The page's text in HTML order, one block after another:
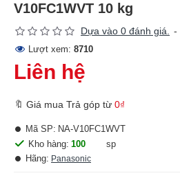
V10FC1WVT 10 kg
Dựa vào 0 đánh giá. -
Lượt xem: 8710
Liên hệ
🔖 Giá mua Trả góp từ 0₫
Kho hàng: 100
sp
Hãng: Panasonic
Mã SP: NA-V10FC1WVT